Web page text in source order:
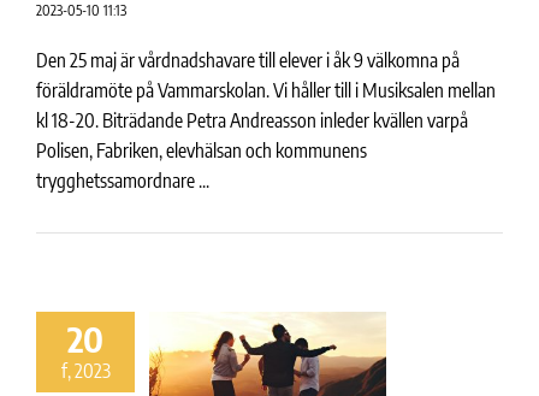
2023-05-10 11:13
Den 25 maj är vårdnadshavare till elever i åk 9 välkomna på
föräldramöte på Vammarskolan. Vi håller till i Musiksalen mellan
kl 18-20. Biträdande Petra Andreasson inleder kvällen varpå
Polisen, Fabriken, elevhälsan och kommunens
trygghetssamordnare ...
20
f, 2023